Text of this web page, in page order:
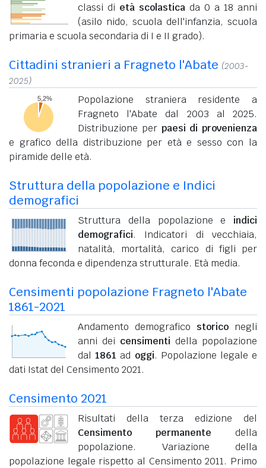
classi di età scolastica da 0 a 18 anni
(asilo nido, scuola dell'infanzia, scuola
primaria e scuola secondaria di I e II grado).
Cittadini stranieri a Fragneto l'Abate (2003-
2025)
Popolazione straniera residente a
Fragneto l'Abate dal 2003 al 2025.
Distribuzione per paesi di provenienza
e grafico della distribuzione per età e sesso con la
piramide delle età.
Struttura della popolazione e Indici
demografici
Struttura della popolazione e indici
demografici. Indicatori di vecchiaia,
natalità, mortalità, carico di figli per
donna feconda e dipendenza strutturale. Età media.
Censimenti popolazione Fragneto l'Abate
1861-2021
Andamento demografico storico negli
anni dei censimenti della popolazione
dal1861 ad oggi. Popolazione legale e
dati Istat del Censimento 2021.
Censimento 2021
Risultati della terza edizione del
Censimento permanente della
popolazione. Variazione della
popolazione legale rispetto al Censimento 2011. Primo